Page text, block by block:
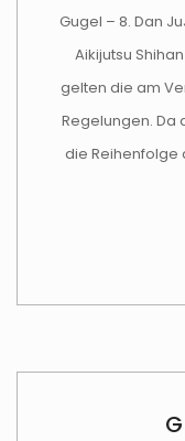
Gugel – 8. Dan
Aikijutsu
gelten die am
Regelungen. Da
die Reihenfolge